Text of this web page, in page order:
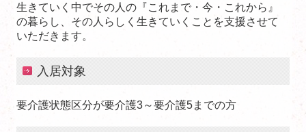
生きていく中でその人の『これまで・今・これから』
の暮らし、その人らしく生きていくことを支援させて
いただきます。
入居対象
要介護状態区分が要介護3～要介護5までの方